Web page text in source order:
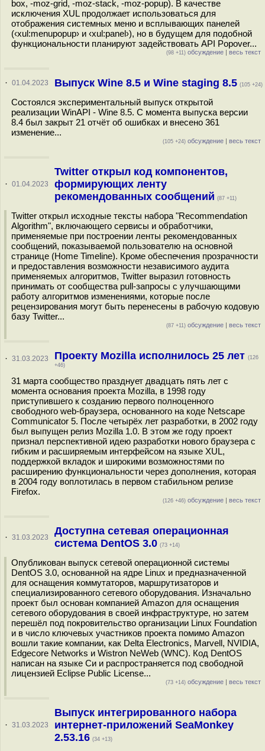
box, -moz-grid, -moz-stack, -moz-popup). В качестве
исключения XUL продолжает использоваться для
отображения системных меню и всплывающих панелей
(‹xul:menupopup› и ‹xul:panel›), но в будущем для подобной
функциональности планируют задействовать API Popover...
(98 +11) обсуждение | весь текст
· 01.04.2023 Выпуск Wine 8.5 и Wine staging 8.5 (105 +24)
Состоялся экспериментальный выпуск открытой
реализации WinAPI - Wine 8.5. С момента выпуска версии
8.4 был закрыт 21 отчёт об ошибках и внесено 361
изменение...
(105 +24) обсуждение | весь текст
· 01.04.2023
Twitter открыл код компонентов,
формирующих ленту
рекомендованных сообщений (87 +11)
Twitter открыл исходные тексты набора "Recommendation
Algorithm", включающего сервисы и обработчики,
применяемые при построении ленты рекомендованных
сообщений, показываемой пользователю на основной
странице (Home Timeline). Кроме обеспечения прозрачности
и предоставления возможности независимого аудита
применяемых алгоритмов, Twitter выразил готовность
принимать от сообщества pull-запросы с улучшающими
работу алгоритмов изменениями, которые после
рецензирования могут быть перенесены в рабочую кодовую
базу Twitter...
(87 +11) обсуждение | весь текст
· 31.03.2023 Проекту Mozilla исполнилось 25 лет (126
+46)
31 марта сообщество празднует двадцать пять лет с
момента основания проекта Mozilla, в 1998 году
приступившего к созданию первого полноценного
свободного web-браузера, основанного на коде Netscape
Communicator 5. После четырёх лет разработки, в 2002 году
был выпущен релиз Mozilla 1.0. В этом же году проект
признал перспективной идею разработки нового браузера с
гибким и расширяемым интерфейсом на языке XUL,
поддержкой вкладок и широкими возможностями по
расширению функциональности через дополнения, которая
в 2004 году воплотилась в первом стабильном релизе
Firefox.
(126 +46) обсуждение | весь текст
· 31.03.2023
Доступна сетевая операционная
система DentOS 3.0 (73 +14)
Опубликован выпуск сетевой операционной системы
DentOS 3.0, основанной на ядре Linux и предназначенной
для оснащения коммутаторов, маршрутизаторов и
специализированного сетевого оборудования. Изначально
проект был основан компанией Amazon для оснащения
сетевого оборудования в своей инфраструктуре, но затем
перешёл под покровительство организации Linux Foundation
и в число ключевых участников проекта помимо Amazon
вошли такие компании, как Delta Electronics, Marvell, NVIDIA,
Edgecore Networks и Wistron NeWeb (WNC). Код DentOS
написан на языке Си и распространяется под свободной
лицензией Eclipse Public License...
(73 +14) обсуждение | весь текст
· 31.03.2023
Выпуск интегрированного набора
интернет-приложений SeaMonkey
2.53.16 (34 +13)